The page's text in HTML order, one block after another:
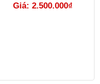
Giá: 2.500.000₫